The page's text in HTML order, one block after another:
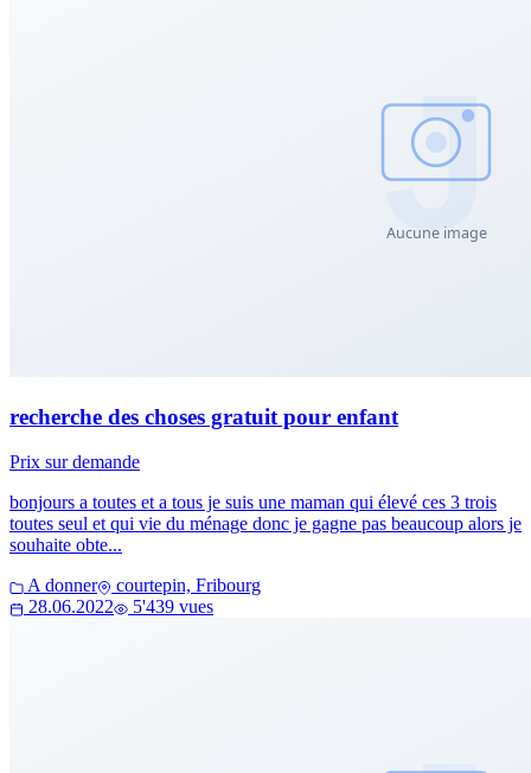
recherche des choses gratuit pour enfant
Prix sur demande
bonjours a toutes et a tous je suis une maman qui élevé ces 3 trois
toutes seul et qui vie du ménage donc je gagne pas beaucoup alors je
souhaite obte...
A donner
courtepin, Fribourg
28.06.2022
5'439 vues